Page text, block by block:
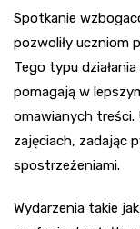
Spotkanie
pozwoliły uczniom
Tego typu
pomagają w
omawianych
zajęciach, zadając
spostrzeżeniami.
Wydarzenia takie